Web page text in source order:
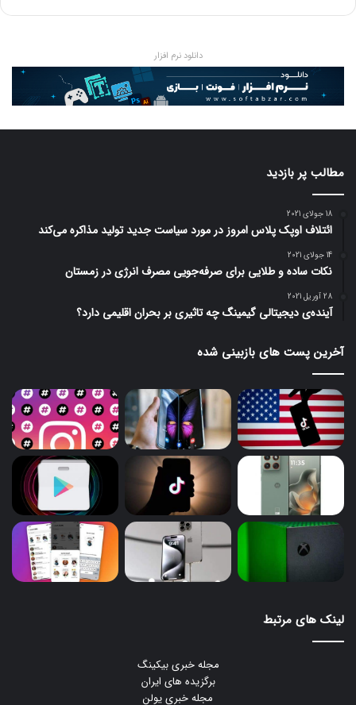
دانلود نرم افزار
مطالب پر بازدید
18 جولای 2021
ائتلاف اوپک پلاس امروز در مورد سیاست جدید تولید مذاکره می‌کند
14 جولای 2021
نکات ساده و طلایی برای صرفه‌جویی مصرف انرژی در زمستان
28 آوریل 2021
آینده‌ی دیجیتالی گیمینگ چه تاثیری بر بحران اقلیمی دارد؟
آخرین پست های بازبینی شده
لینک های مرتبط
مجله خبری بیکینگ
برگزیده های ایران
مجله خبری یولن